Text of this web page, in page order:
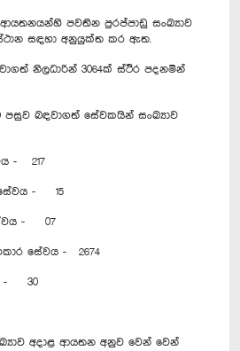
පවතින පුරප්පාඩු සංඛ්‍යාව
සඳහා අනුයුක්ත කර ඇත.
නිලධාරින් 3064ක් ස්ථිර පදනමින්
පසුව බඳවාගත් සේවකයින් සංඛ්‍යාව
- 217
සේවය - 15
- 07
සේවය - 2674
- 30
අදාළ ආයතන අනුව වෙන් වෙන්